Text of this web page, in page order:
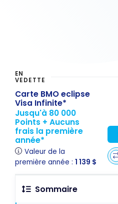
EN
VEDETTE
Carte BMO eclipse
Visa Infinite*
Jusqu'à 80 000
Points + Aucuns
frais la première
année*
Valeur de la
première année : 1 139 $
Sommaire